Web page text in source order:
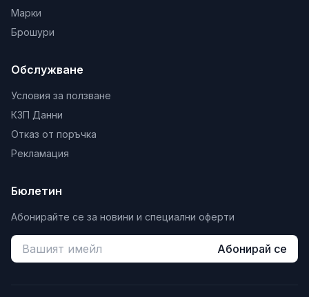
Марки
Брошури
Обслужване
Условия за ползване
КЗП Данни
Отказ от поръчка
Рекламация
Бюлетин
Абонирайте се за новини и специални оферти
Абонирай се